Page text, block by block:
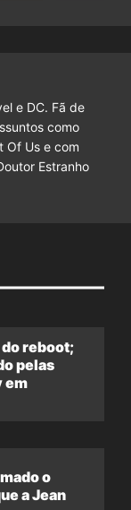
e DC. Fã de
como
Of Us e com
Estranho
reboot;
pelas
em
o
a Jean